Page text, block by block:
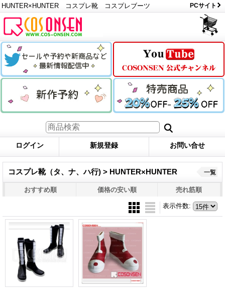
HUNTER×HUNTER コスプレ靴 コスプレブーツ PCサイト
ログイン 新規登録 お問い合せ
コスプレ靴（タ、ナ、ハ行) > HUNTER×HUNTER 一覧
おすすめ順 価格の安い順 売れ筋順
表示件数: